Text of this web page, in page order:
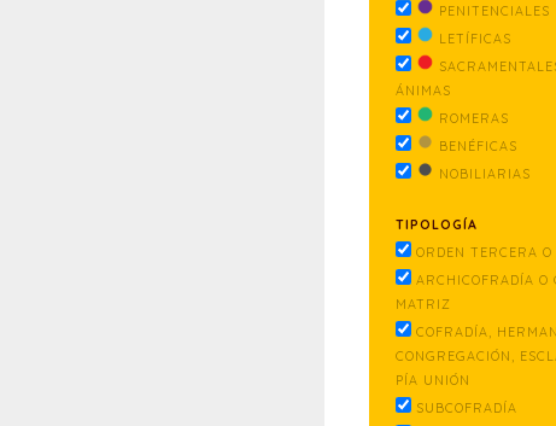
PENITENCIALES
LETÍFICAS
ÁNIMAS
ROMERAS
BENÉFICAS
NOBILIARIAS
TIPOLOGÍA
ORDEN TERCERA
ARCHICOFRADÍA O
MATRIZ
COFRADÍA,
CONGREGACIÓN,
PÍA UNIÓN
SUBCOFRADÍA